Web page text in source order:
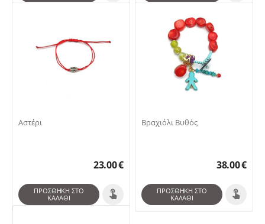
Αστέρι
23.00€
ΠΡΟΣΘΉΚΗ ΣΤΟ
ΚΑΛΆΘΙ
Βραχιόλι Βυθός
38.00€
ΠΡΟΣΘΉΚΗ ΣΤΟ
ΚΑΛΆΘΙ